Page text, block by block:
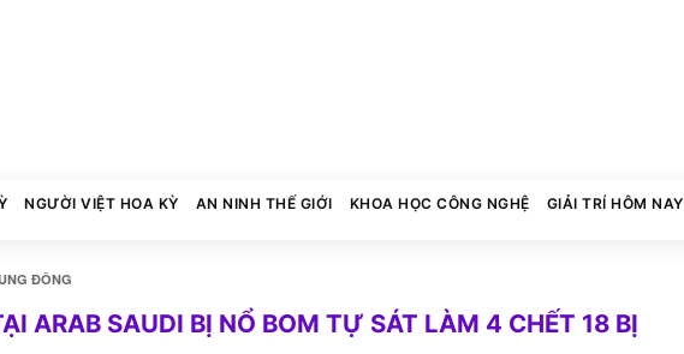
NGƯỜI VIỆT HOA KỲ AN NINH THẾ GIỚI KHOA HỌC CÔNG NGHỆ GIẢI TRÍ HÔM NAY
ĐÔNG
ARAB SAUDI BỊ NỔ BOM TỰ SÁT LÀM 4 CHẾT 18 BỊ